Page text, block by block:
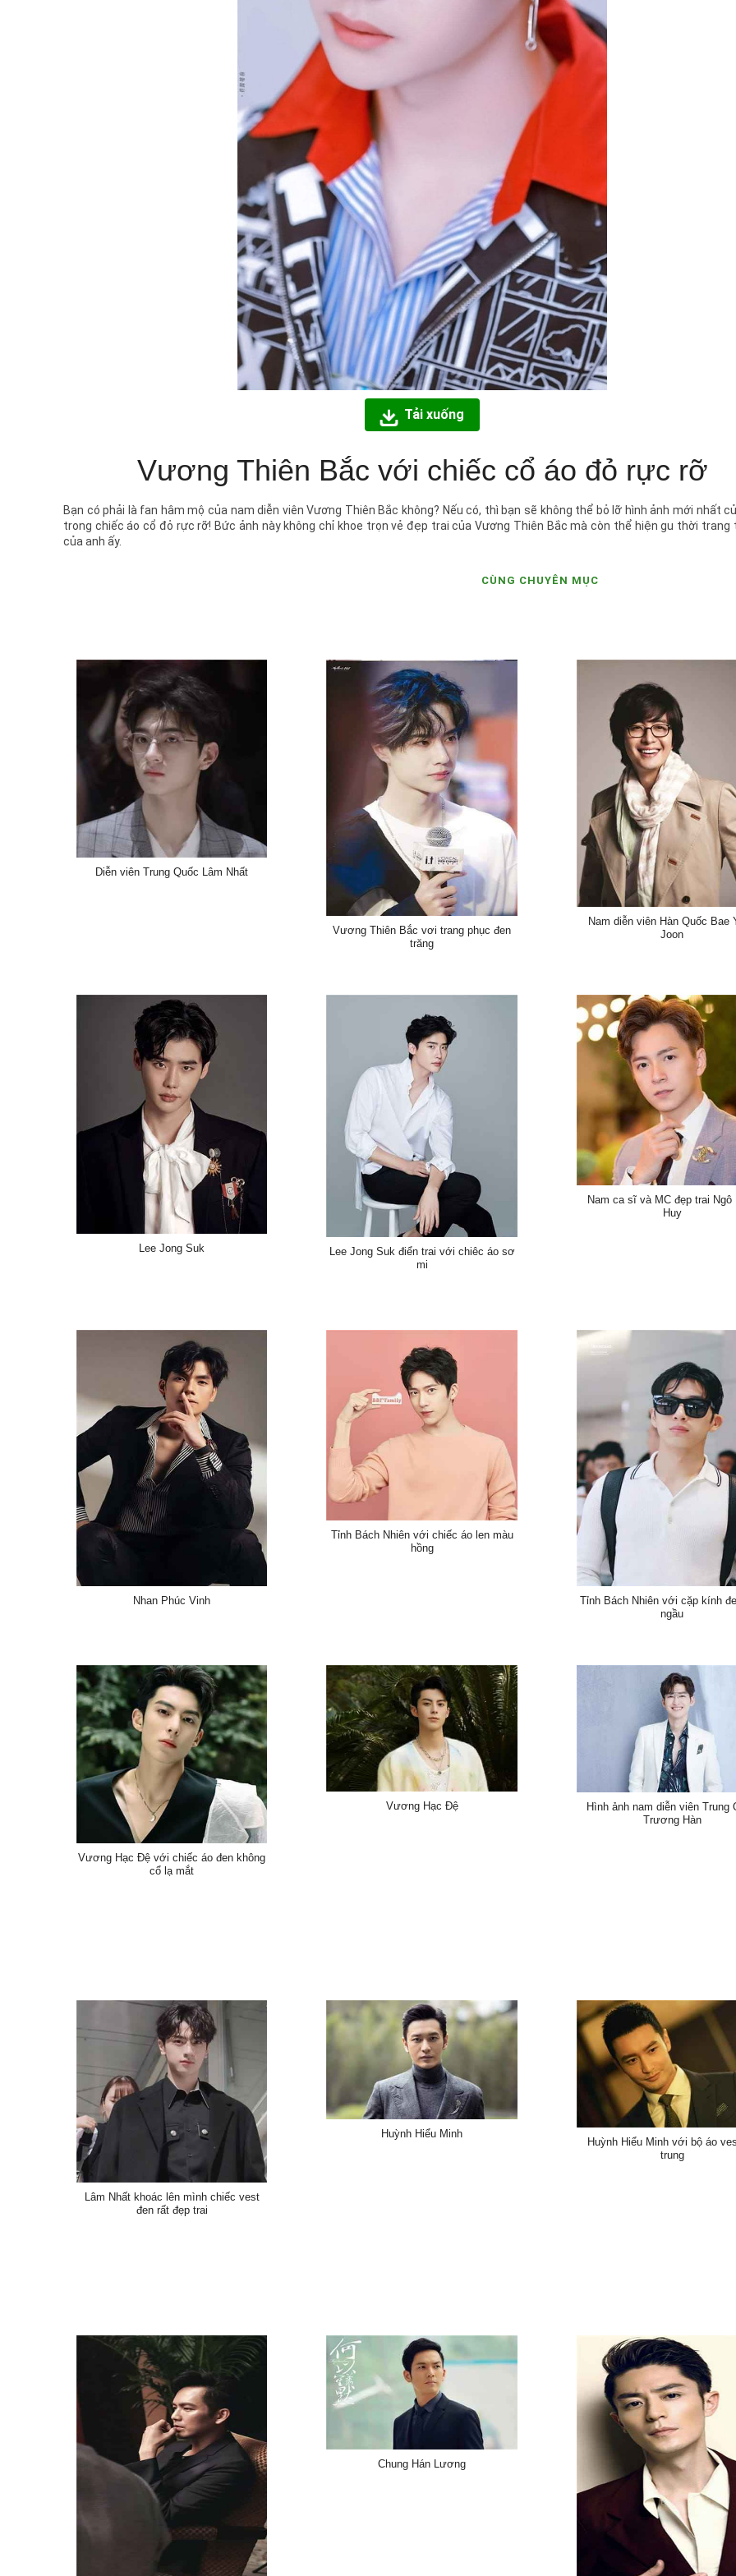
Tải xuống
Vương Thiên Bắc với chiếc cổ áo đỏ rực rỡ
Bạn có phải là fan hâm mộ của nam diễn viên Vương Thiên Bắc không? Nếu có, thì bạn sẽ không thể bỏ lỡ hình ảnh mới nhất
trong chiếc áo cổ đỏ rực rỡ! Bức ảnh này không chỉ khoe trọn vẻ đẹp trai của Vương Thiên Bắc mà còn thể hiện gu thời trang
của anh ấy.
CÙNG CHUYÊN MỤC
Diễn viên Trung Quốc Lâm Nhất
Vương Thiên Bắc vơi trang phục đen
trăng
Nam diễn viên Hàn Quốc Bae
Joon
Lee Jong Suk
Lee Jong Suk điển trai với chiêc áo sơ
mi
Nam ca sĩ và MC đẹp trai Ngô
Huy
Nhan Phúc Vinh
Tỉnh Bách Nhiên với chiếc áo len màu
hồng
Tỉnh Bách Nhiên với cặp kính
ngầu
Vương Hạc Đệ với chiếc áo đen không
cổ lạ mắt
Vương Hạc Đệ
Hình ảnh nam diễn viên Trung
Trương Hàn
Lâm Nhất khoác lên mình chiếc vest
đen rất đẹp trai
Huỳnh Hiểu Minh
Huỳnh Hiểu Minh với bộ áo
trung
Chung Hán Lương